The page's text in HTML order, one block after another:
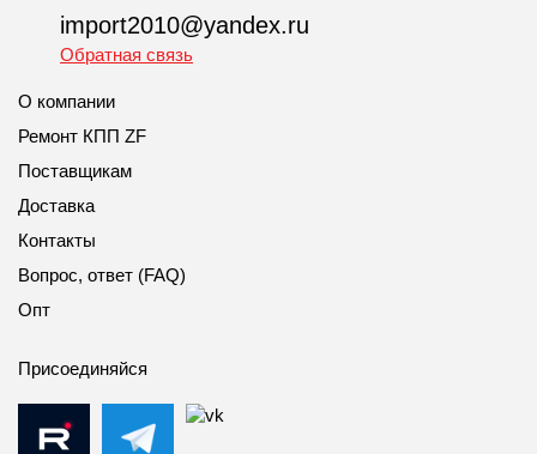
import2010@yandex.ru
Обратная связь
О компании
Ремонт КПП ZF
Поставщикам
Доставка
Контакты
Вопрос, ответ (FAQ)
Опт
Присоединяйся